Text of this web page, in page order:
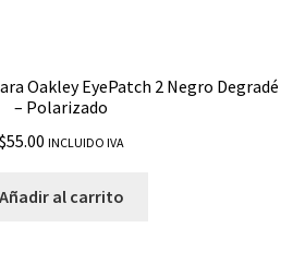
Oakley EyePatch 2 Negro Degradé
– Polarizado
$55.00 INCLUIDO IVA
Añadir al carrito